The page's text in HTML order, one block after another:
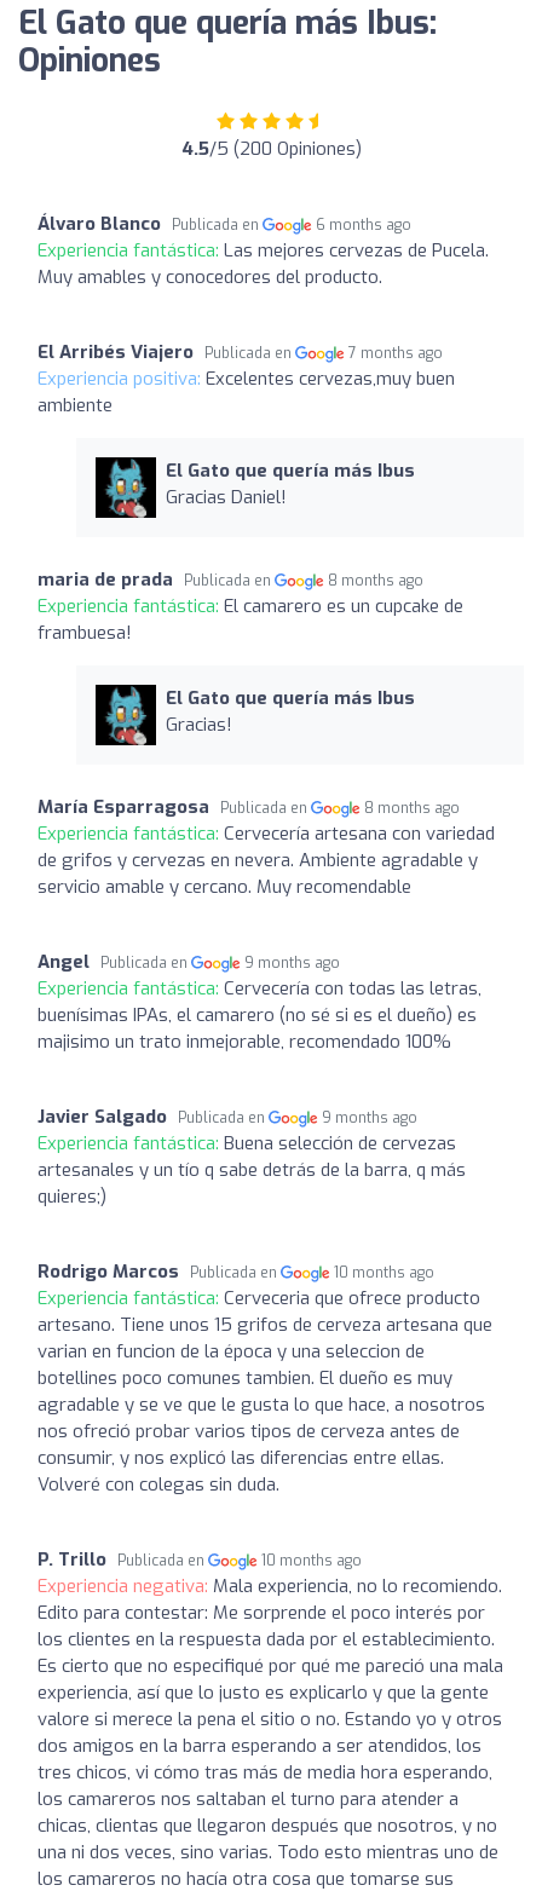
El Gato que quería más Ibus:
Opiniones
4.5/5 (200 Opiniones)
Álvaro Blanco Publicada en 6 months ago
Experiencia fantástica: Las mejores cervezas de Pucela.
Muy amables y conocedores del producto.
El Arribés Viajero Publicada en 7 months ago
Experiencia positiva: Excelentes cervezas,muy buen
ambiente
El Gato que quería más Ibus
Gracias Daniel!
maria de prada Publicada en 8 months ago
Experiencia fantástica: El camarero es un cupcake de
frambuesa!
El Gato que quería más Ibus
Gracias!
María Esparragosa Publicada en 8 months ago
Experiencia fantástica: Cervecería artesana con variedad
de grifos y cervezas en nevera. Ambiente agradable y
servicio amable y cercano. Muy recomendable
Angel Publicada en 9 months ago
Experiencia fantástica: Cervecería con todas las letras,
buenísimas IPAs, el camarero (no sé si es el dueño) es
majisimo un trato inmejorable, recomendado 100%
Javier Salgado Publicada en 9 months ago
Experiencia fantástica: Buena selección de cervezas
artesanales y un tío q sabe detrás de la barra, q más
quieres;)
Rodrigo Marcos Publicada en 10 months ago
Experiencia fantástica: Cerveceria que ofrece producto
artesano. Tiene unos 15 grifos de cerveza artesana que
varian en funcion de la época y una seleccion de
botellines poco comunes tambien. El dueño es muy
agradable y se ve que le gusta lo que hace, a nosotros
nos ofreció probar varios tipos de cerveza antes de
consumir, y nos explicó las diferencias entre ellas.
Volveré con colegas sin duda.
P. Trillo Publicada en 10 months ago
Experiencia negativa: Mala experiencia, no lo recomiendo.
Edito para contestar: Me sorprende el poco interés por
los clientes en la respuesta dada por el establecimiento.
Es cierto que no especifiqué por qué me pareció una mala
experiencia, así que lo justo es explicarlo y que la gente
valore si merece la pena el sitio o no. Estando yo y otros
dos amigos en la barra esperando a ser atendidos, los
tres chicos, vi cómo tras más de media hora esperando,
los camareros nos saltaban el turno para atender a
chicas, clientas que llegaron después que nosotros, y no
una ni dos veces, sino varias. Todo esto mientras uno de
los camareros no hacía otra cosa que tomarse sus